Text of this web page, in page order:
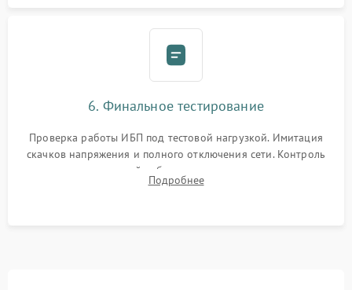
6. Финальное тестирование
Проверка работы ИБП под тестовой нагрузкой. Имитация
скачков напряжения и полного отключения сети. Контроль
времени автономной работы, температурного режима и
корректности формы выходного сигнала.
Подробнее